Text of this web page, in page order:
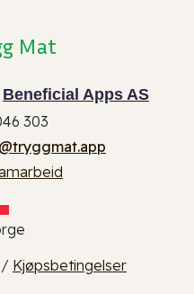
Mat
Beneficial Apps AS
303
/ Kjøpsbetingelser